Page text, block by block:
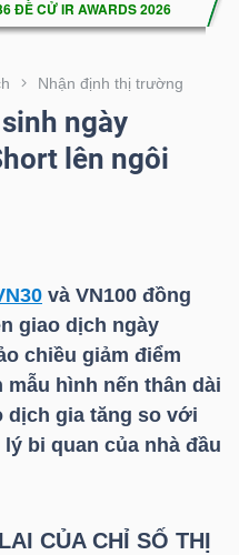
Nhận định thị trường
ngày
lên ngôi
và VN100 đồng
giao dịch ngày
chiều giảm điểm
hình nến thân dài
dịch gia tăng so với
bi quan của nhà đầu
CỦA CHỈ SỐ THỊ